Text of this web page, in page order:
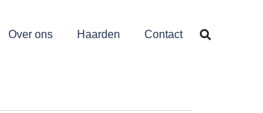
Over ons Haarden Contact